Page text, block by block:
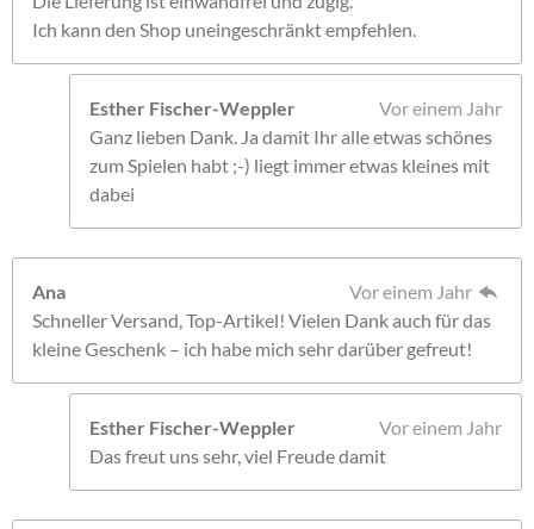
Ich kann den Shop uneingeschränkt empfehlen.
Esther Fischer-Weppler
Vor einem Jahr
Ganz lieben Dank. Ja damit Ihr alle etwas schönes
zum Spielen habt ;-) liegt immer etwas kleines mit
dabei
Ana
Vor einem Jahr
Schneller Versand, Top-Artikel! Vielen Dank auch für das
kleine Geschenk – ich habe mich sehr darüber gefreut!
Esther Fischer-Weppler
Vor einem Jahr
Das freut uns sehr, viel Freude damit